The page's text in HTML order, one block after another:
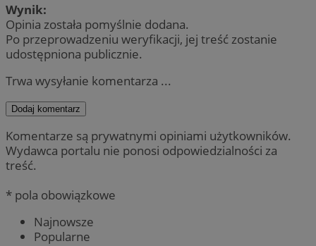
Wynik:
Opinia została pomyślnie dodana.
Po przeprowadzeniu weryfikacji, jej treść zostanie
udostępniona publicznie.
Trwa wysyłanie komentarza ...
Dodaj komentarz
Komentarze są prywatnymi opiniami użytkowników.
Wydawca portalu nie ponosi odpowiedzialności za
treść.
* pola obowiązkowe
Najnowsze
Popularne